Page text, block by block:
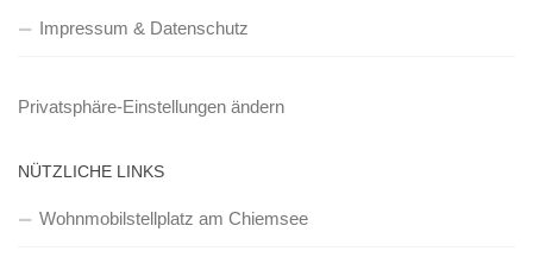
Impressum & Datenschutz
Privatsphäre-Einstellungen ändern
NÜTZLICHE LINKS
Wohnmobilstellplatz am Chiemsee